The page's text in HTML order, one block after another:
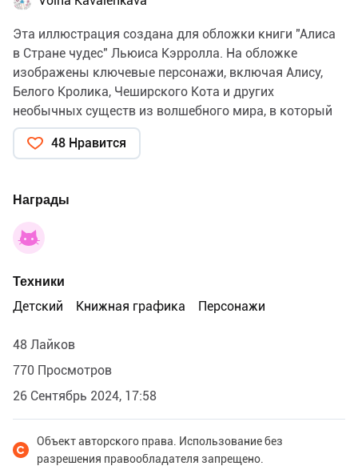
Эта иллюстрация создана для обложки книги "Алиса
в Стране чудес" Льюиса Кэрролла. На обложке
изображены ключевые персонажи, включая Алису,
Белого Кролика, Чеширского Кота и других
необычных существ из волшебного мира, в который
попадает Алиса. Иллюстрация передаёт атмосферу
магического приключения, загадок и удивительных
48 Нравится
Награды
Техники
Детский
Книжная графика Персонажи
48 Лайков
770 Просмотров
26 Сентябрь 2024, 17:58
Объект авторского права. Использование без
разрешения правообладателя запрещено.